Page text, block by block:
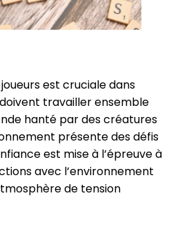
est cruciale dans
doivent travailler ensemble
hanté par des créatures
présente des défis
est mise à l’épreuve à
avec l’environnement
de tension